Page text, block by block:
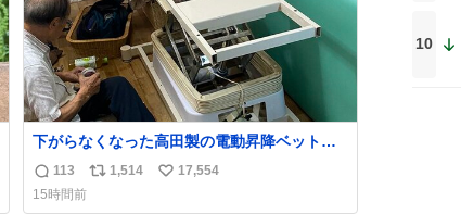
下がらなくなった高田製の電動昇降ベット。
メーカーからは、完全に見放されたんです
が、 見事に85歳の父が治しました。 うちの父
は、トヨタカローラのボディをオート生産す
返
信
113
リ
1,514
い
17,554
15時間前
10